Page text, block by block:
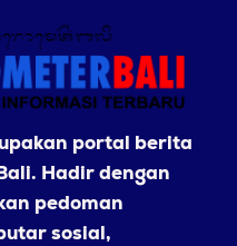
portal berita
Hadir dengan
pedoman
sosial,